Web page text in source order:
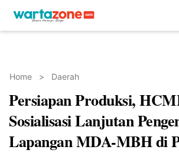
Netizen
Beranda
About Us
Contact Us
Hak Jawab
Kode Etik
Pedoman Media Siber
Redaksi
Home > Daerah
Persiapan Produksi,
Sosialisasi Lanjutan
Lapangan MDA-MBH di